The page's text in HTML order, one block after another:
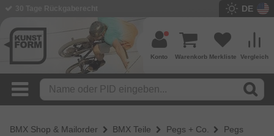
DE
Vergleich
Merkliste
Warenkorb
Konto
BMX Shop & Mailorder BMX Teile Pegs + Co. Pegs